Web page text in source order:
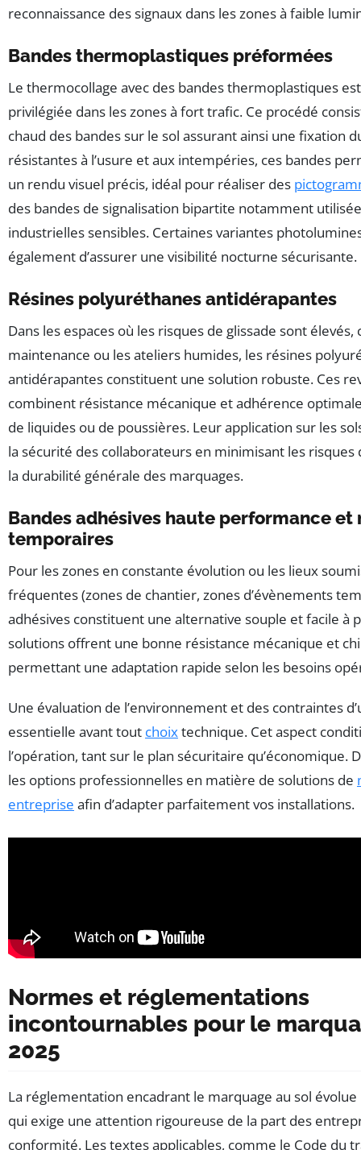
reconnaissance des signaux dans les zones à faible
Bandes thermoplastiques préformées
Le thermocollage avec des bandes thermoplastiques
privilégiée dans les zones à fort trafic. Ce procédé
chaud des bandes sur le sol assurant ainsi une fixation
résistantes à l’usure et aux intempéries, ces bandes
un rendu visuel précis, idéal pour réaliser des
des bandes de signalisation bipartite notamment
industrielles sensibles. Certaines variantes
également d’assurer une visibilité nocturne sécurisante.
Résines polyuréthanes antidérapantes
Dans les espaces où les risques de glissade sont
maintenance ou les ateliers humides, les résines
antidérapantes constituent une solution robuste. Ces
combinent résistance mécanique et adhérence
de liquides ou de poussières. Leur application sur les
la sécurité des collaborateurs en minimisant les
la durabilité générale des marquages.
Bandes adhésives haute performance et
temporaires
Pour les zones en constante évolution ou les lieux
fréquentes (zones de chantier, zones d’évènements
adhésives constituent une alternative souple et facile à
solutions offrent une bonne résistance mécanique et
permettant une adaptation rapide selon les besoins
Une évaluation de l’environnement et des contraintes
essentielle avant tout choixtechnique. Cet aspect
l’opération, tant sur le plan sécuritaire qu’économique.
les options professionnelles en matière de solutions de
entreprise afin d’adapter parfaitement vos installations.
Normes et réglementations
incontournables pour le
2025
La réglementation encadrant le marquage au sol
qui exige une attention rigoureuse de la part des
conformité. Les textes applicables, comme le Code du